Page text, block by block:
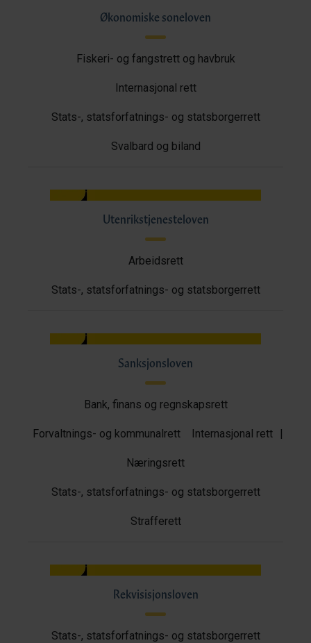
Økonomiske soneloven
Fiskeri- og fangstrett og havbruk
Internasjonal rett
Stats-, statsforfatnings- og statsborgerrett
Svalbard og biland
Utenrikstjenesteloven
Arbeidsrett
Stats-, statsforfatnings- og statsborgerrett
Sanksjonsloven
Bank, finans og regnskapsrett
Forvaltnings- og kommunalrett Internasjonal rett |
Næringsrett
Stats-, statsforfatnings- og statsborgerrett
Strafferett
Rekvisisjonsloven
Stats-, statsforfatnings- og statsborgerrett